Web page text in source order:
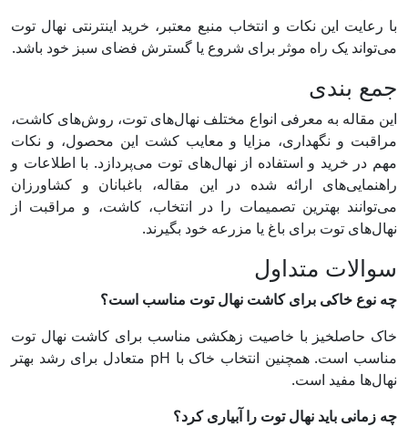
با رعایت این نکات و انتخاب منبع معتبر، خرید اینترنتی نهال توت
می‌تواند یک راه موثر برای شروع یا گسترش فضای سبز خود باشد.
جمع بندی
این مقاله به معرفی انواع مختلف نهال‌های توت، روش‌های کاشت،
مراقبت و نگهداری، مزایا و معایب کشت این محصول، و نکات
مهم در خرید و استفاده از نهال‌های توت می‌پردازد. با اطلاعات و
راهنمایی‌های ارائه شده در این مقاله، باغبانان و کشاورزان
می‌توانند بهترین تصمیمات را در انتخاب، کاشت، و مراقبت از
نهال‌های توت برای باغ یا مزرعه خود بگیرند.
سوالات متداول
چه نوع خاکی برای کاشت نهال توت مناسب است؟
خاک حاصلخیز با خاصیت زهکشی مناسب برای کاشت نهال توت
مناسب است. همچنین انتخاب خاک با pH متعادل برای رشد بهتر
نهال‌ها مفید است.
چه زمانی باید نهال توت را آبیاری کرد؟